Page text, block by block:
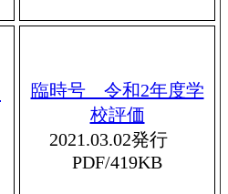
臨時号 令和2年度学
校評価
2021.03.02発行
PDF/419KB